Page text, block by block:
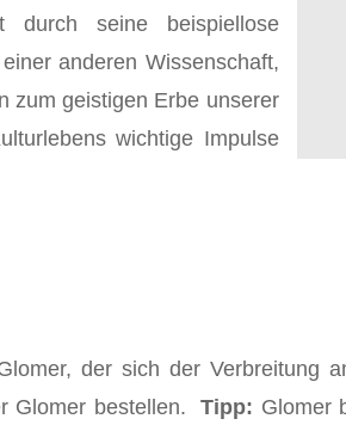
durch seine beispiellose
anderen Wissenschaft,
zum geistigen Erbe unserer
wichtige Impulse
der sich der Verbreitung
Glomer bestellen.Tipp: Glomer